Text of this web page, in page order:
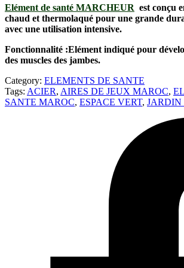
Elément de santé MARCHEUR est conçu
chaud et thermolaqué pour une grande
avec une utilisation intensive.
Fonctionnalité :Elément indiqué pour
des muscles des jambes.
Category: ELEMENTS DE SANTE
Tags: ACIER, AIRES DE JEUX MAROC,
SANTE MAROC, ESPACE VERT, JARDIN